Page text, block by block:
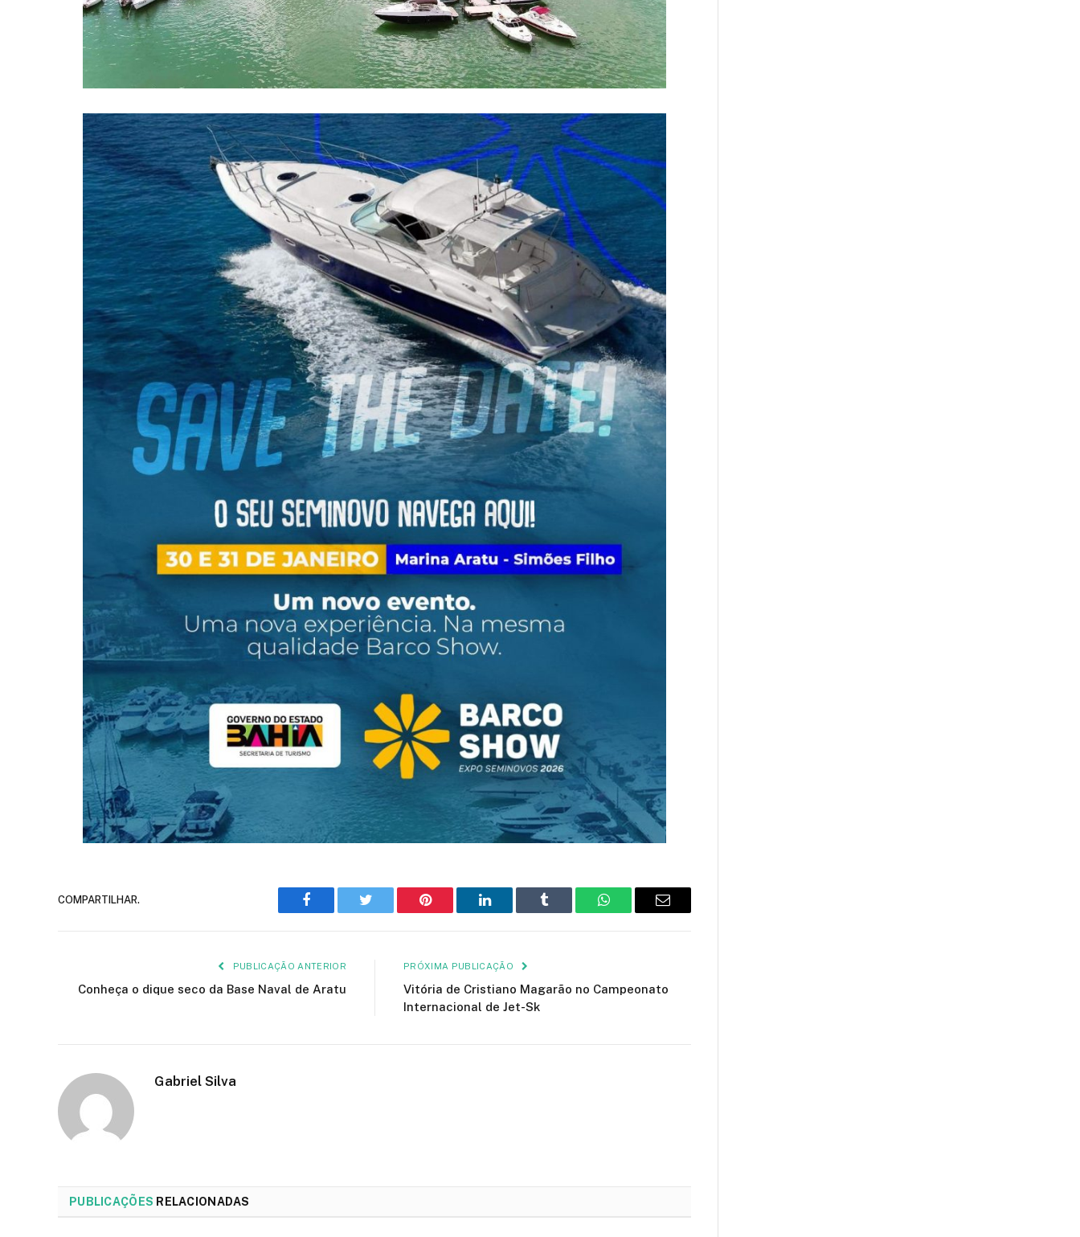
COMPARTILHAR.
Facebook Twitter Pinterest LinkedIn Tumblr WhatsAppE-
PUBLICAÇÃO ANTERIOR
Conheça o dique seco da Base Naval de Aratu
PRÓXIMA PUBLICAÇÃO
Vitória de Cristiano Magarão no Campeonato
Internacional de Jet-Sk
Gabriel Silva
PUBLICAÇÕES RELACIONADAS